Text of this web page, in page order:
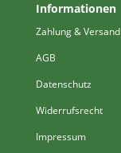
Informationen
Zahlung & Versand
AGB
Datenschutz
Widerrufsrecht
Impressum